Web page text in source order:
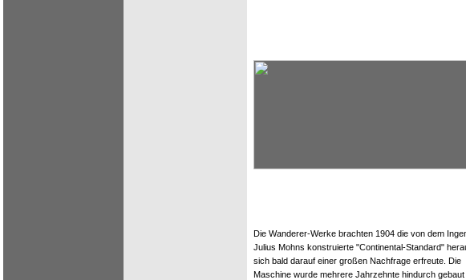
Die Wanderer-Werke brachten 1904 die von dem
Julius Mohns konstruierte "Continental-Standard"
sich bald darauf einer großen Nachfrage erfreute. Die
Maschine wurde mehrere Jahrzehnte hindurch gebaut